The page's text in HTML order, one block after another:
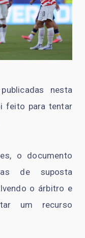
nesta
feito para tentar
o documento
de suposta
o árbitro e
um recurso